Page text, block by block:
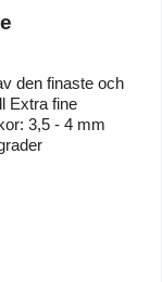
den finaste och
Extra fine
3,5 - 4 mm